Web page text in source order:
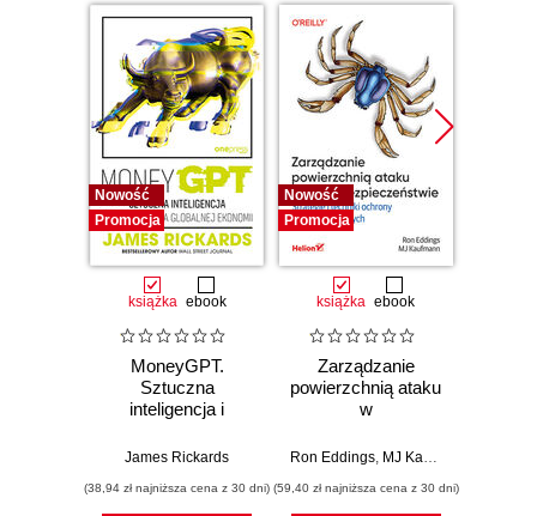
Nowość
Promocja
książka ebook
MoneyGPT.
Sztuczna
inteligencja i
globalnej ekonomii
James Rickards
(38,94 zł najniższa cena z 30 dni)
Nowość
Promocja
książka ebook
Zarządzanie
powierzchnią ataku
w
Strategie i techniki
cyfrowych
Ron Eddings, MJ Kaufmann
(59,40 zł najniższa cena z 30 dni)